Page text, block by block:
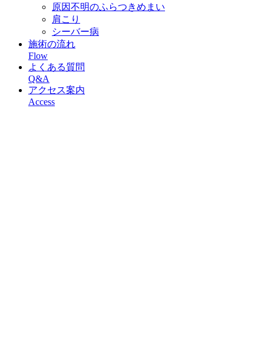
原因不明のふらつきめまい
肩こり
シーバー病
施術の流れ
Flow
よくある質問
Q&A
アクセス案内
Access